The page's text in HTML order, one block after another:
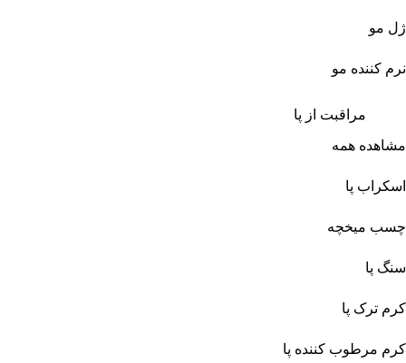
ژل مو
نرم کننده مو
مراقبت از پا
مشاهده همه
اسکراب پا
چسب میخچه
سنگ پا
کرم ترک پا
کرم مرطوب کننده پا